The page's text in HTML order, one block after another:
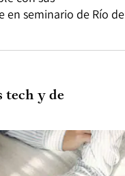
en seminario de Río de
tech y de